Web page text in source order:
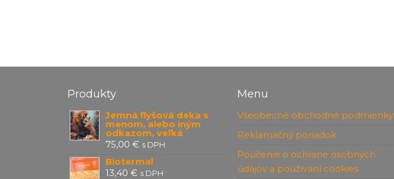
Produkty
Jemná flyšová deka s
menom, alebo iným
odkazom, veľká
75,00€ s DPH
Biotermal
13,40€ s DPH
Menu
Všeobecné obchodné podmienky
Reklamačný poriadok
Poučenie o ochrane osobných
údajov a používaní cookies